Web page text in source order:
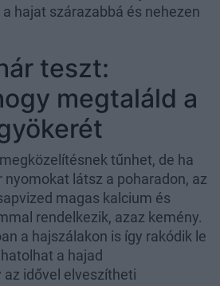
hajat szárazabbá és nehezen
teszt:
megtaláld a
tűnhet, de ha
látsz a poharadon, az
magas kalcium és
rendelkezik, azaz kemény.
a hajszálakon is így rakódik le
a hajad
az idővel elveszítheti